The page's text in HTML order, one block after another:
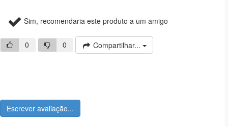
Sim, recomendaria este produto a um amigo
0 0 Compartilhar...
Escrever avaliação...